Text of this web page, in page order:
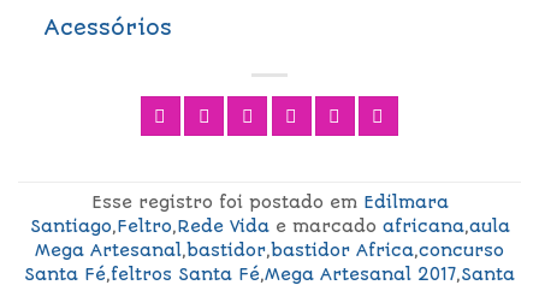
Acessórios
Esse registro foi postado em Edilmara
Santiago,Feltro,Rede Vidae marcado africana,aula
Mega Artesanal,bastidor,bastidor Africa,concurso
Santa Fé,feltros Santa Fé,Mega Artesanal 2017,Santa